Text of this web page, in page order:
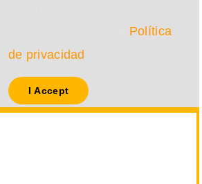
Política
de privacidad
I Accept